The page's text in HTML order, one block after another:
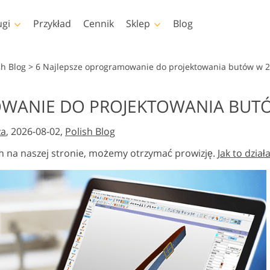
Retusz zdjęć dla dzieci
Usługi edycji zdjęć
przez
Usługi manipulacji
obrazem
Foto Przywracanie
Przykład Cennik Sklep
Kolekcje
Templates
Szablony
Szablony marketingowe
Kartki walentynkowe
Zaproszenia ślubne
dla dzieci
Video
Profesjonalny LUTs
Nakładki wideo
Blog
Blog > 6 Najlepsze oprogramowanie do projektowania butów w
DO PROJEKTOWANIA
, 2026-08-02, Polish Blog
naszej stronie, możemy otrzymać prowizję. Jak to działa